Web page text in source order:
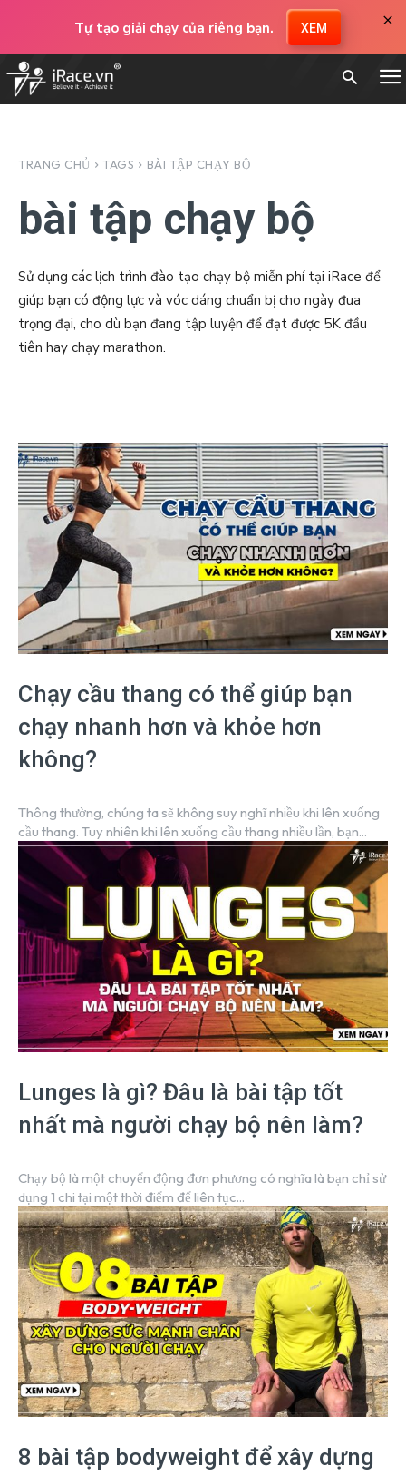
Tự tạo giải chạy của riêng bạn. XEM ×
TRANG CHỦ TAGS BÀI TẬP CHẠY BỘ
bài tập chạy bộ
Sử dụng các lịch trình đào tạo chạy bộ miễn phí tại iRace để
giúp bạn có động lực và vóc dáng chuẩn bị cho ngày đua
trọng đại, cho dù bạn đang tập luyện để đạt được 5K đầu
tiên hay chạy marathon.
Chạy cầu thang có thể giúp bạn
chạy nhanh hơn và khỏe hơn
không?
Thông thường, chúng ta sẽ không suy nghĩ nhiều khi lên xuống
cầu thang. Tuy nhiên khi lên xuống cầu thang nhiều lần, bạn...
Lunges là gì? Đâu là bài tập tốt
nhất mà người chạy bộ nên làm?
Chạy bộ là một chuyển động đơn phương có nghĩa là bạn chỉ sử
dụng 1 chi tại một thời điểm để liên tục...
8 bài tập bodyweight để xây dựng